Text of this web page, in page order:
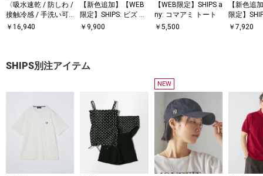
〈吸水速乾 / 防しわ /
接触冷感 / 手洗い可
能〉ツイル ドロスト
￥ 16,940
【新色追加】【WEB
限定】SHIPS: ビズ ワ
イド ブリーフ トート
￥ 9,900
【WEB限定】SHIPS a
ny: コマアミ トート
￥ 5,500
【新色追
限定】
冷感〉ア
￥7,920
SHIPS別注アイテム
NEW